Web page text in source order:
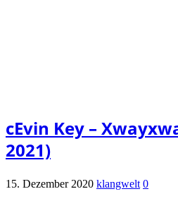
cEvin Key –
2021)
15. Dezember 2020 klangwelt 0